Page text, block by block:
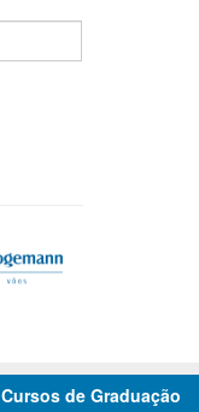
Cursos de Graduação